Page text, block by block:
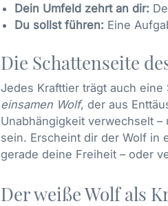
Dein Umfeld zehrt an dir:
Du sollst führen: Eine
Die Schattenseite
Jedes Krafttier trägt auch
einsamen Wolf, der aus
Unabhängigkeit verwechselt –
sein. Erscheint dir der Wolf in
gerade deine Freiheit – oder
Der weiße Wolf als